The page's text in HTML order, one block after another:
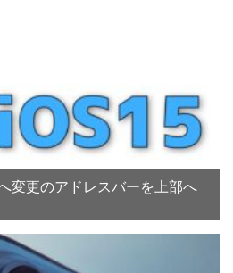
変更のアドレスバーを上部へ